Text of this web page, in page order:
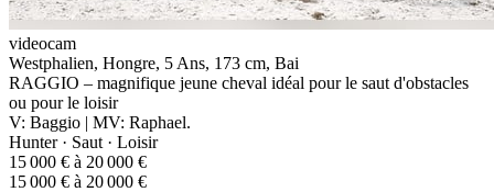
videocam
Westphalien, Hongre, 5 Ans, 173 cm, Bai
RAGGIO – magnifique jeune cheval idéal pour le saut d'obstacles
ou pour le loisir
V: Baggio | MV: Raphael.
Hunter · Saut · Loisir
15 000 € à 20 000 €
15 000 € à 20 000 €